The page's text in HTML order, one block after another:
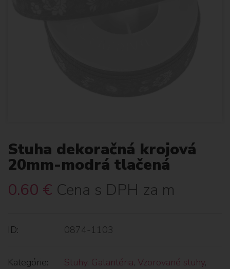
Stuha dekoračná krojová
20mm-modrá tlačená
0.60 € Cena s DPH za m
ID: 0874-1103
Kategórie: Stuhy, Galantéria, Vzorované stuhy,